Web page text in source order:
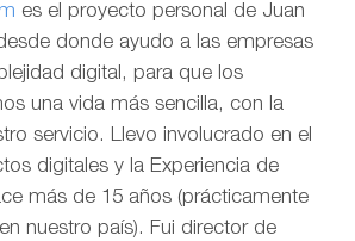
es el proyecto personal de Juan
donde ayudo a las empresas
digital, para que los
una vida más sencilla, con la
servicio. Llevo involucrado en el
digitales y la Experiencia de
más de 15 años (prácticamente
nuestro país). Fui director de